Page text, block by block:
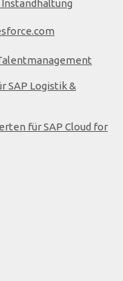
SAP Logistik &
für SAP Cloud for